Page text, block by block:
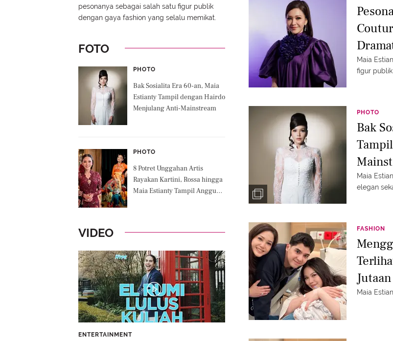
pesonanya sebagai salah satu figur publik
dengan gaya fashion yang selalu memikat.
FOTO
PHOTO
Bak Sosialita Era 60-an, Maia
Estianty Tampil dengan Hairdo
Menjulang Anti-Mainstream
PHOTO
8 Potret Unggahan Artis
Rayakan Kartini, Rossa hingga
Maia Estianty Tampil Anggun
VIDEO
ENTERTAINMENT
Maia
figur
PHOTO
Bak
Maia
elegan
FASHION
Jutaan
Maia